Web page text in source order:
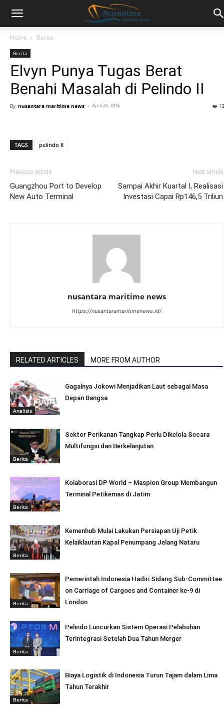
Home Berita
Berita
Elvyn Punya Tugas Berat
Benahi Masalah di Pelindo II
By nusantara maritime news - April 25, 2016
TAGS pelindo II
Previous article
Guangzhou Port to Develop
New Auto Terminal
Next article
Sampai Akhir Kuartal I, Realisasi
Investasi Capai Rp146,5 Triliun
nusantara maritime news
https://nusantaramaritimenews.id/
RELATED ARTICLES MORE FROM AUTHOR
Analisis
Gagalnya Jokowi Menjadikan Laut sebagai Masa
Depan Bangsa
Berita
Sektor Perikanan Tangkap Perlu Dikelola Secara
Multifungsi dan Berkelanjutan
Berita
Kolaborasi DP World – Maspion Group Membangun
Terminal Petikemas di Jatim
Berita
Kemenhub Mulai Lakukan Persiapan Uji Petik
Kelaiklautan Kapal Penumpang Jelang Nataru
Berita
Pemerintah Indonesia Hadiri Sidang Sub-Committee
on Carriage of Cargoes and Container ke-9 di
London
Berita
Pelindo Luncurkan Sistem Operasi Pelabuhan
Terintegrasi Setelah Dua Tahun Merger
Berita
Biaya Logistik di Indonesia Turun Tajam dalam Lima
Tahun Terakhir